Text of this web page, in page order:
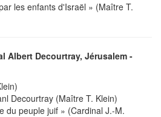
les enfants d'Israël » (Maître T.
Albert Decourtray, Jérusalem -
Decourtray (Maître T. Klein)
peuple juif » (Cardinal J.-M.